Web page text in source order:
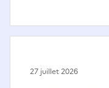
27 juillet 2026